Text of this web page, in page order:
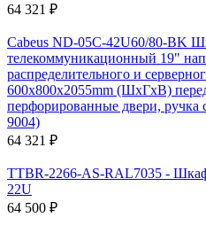
64 321 ₽
Cabeus ND-05C-42U60/80-BK
телекоммуникационный 19"
распределительного и
600x800x2055mm (ШхГхВ)
перфорированные двери,
9004)
64 321 ₽
TTBR-2266-AS-RAL7035 -
22U
64 500 ₽